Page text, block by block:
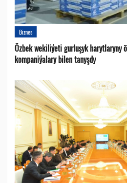
Biznes
Özbek wekiliýeti gurluşyk harytlaryny
kompaniýalary bilen tanyşdy